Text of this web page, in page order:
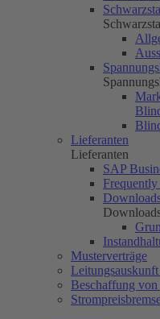
Lieferanten
Lieferanten
SAP
Musterverträge
Beschaffung